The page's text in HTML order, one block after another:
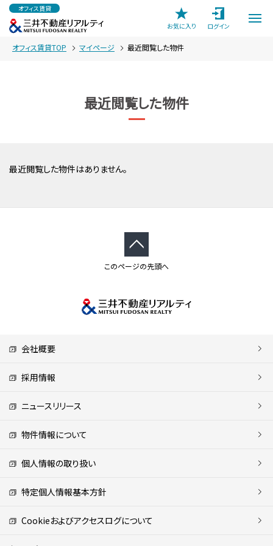
オフィス賃貸
お気に入り
ログイン
オフィス賃貸TOP マイページ 最近閲覧した物件
最近閲覧した物件
最近閲覧した物件はありません。
このページの先頭へ
会社概要
採用情報
ニュースリリース
物件情報について
個人情報の取り扱い
特定個人情報基本方針
Cookieおよびアクセスログについて